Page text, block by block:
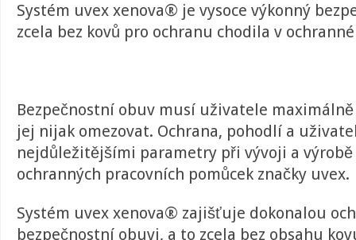
Systém uvex xenova® je vysoce výkonný
zcela bez kovů pro ochranu chodila v
Bezpečnostní obuv musí uživatele
jej nijak omezovat. Ochrana, pohodlí a
nejdůležitějšími parametry při vývoji a výrobě
ochranných pracovních pomůcek značky uvex.
Systém uvex xenova® zajišťuje dokonalou
bezpečnostní obuvi, a to zcela bez obsahu